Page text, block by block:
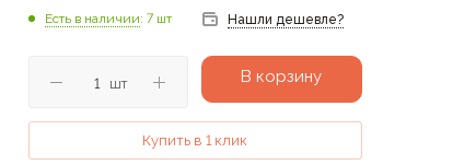
Есть в наличии: 7 шт Нашли дешевле?
шт В корзину
Купить в 1 клик